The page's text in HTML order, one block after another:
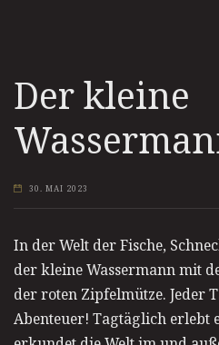
Der kleine
30. MAI 2023
In der Welt der Fische,
der kleine Wassermann mit
der roten Zipfelmütze. Jeder
Abenteuer! Tagtäglich erlebt